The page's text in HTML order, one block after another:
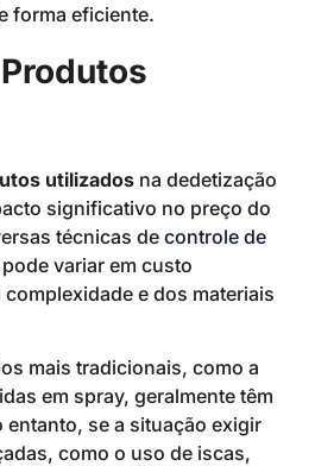
forma eficiente.
utilizados na dedetização
significativo no preço do
técnicas de controle de
variar em custo
e dos materiais
mais tradicionais, como a
em spray, geralmente têm
entanto, se a situação exigir
como o uso de iscas,